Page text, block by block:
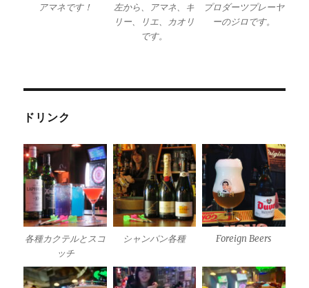
アマネです！
左から、アマネ、キ
リー、リエ、カオリ
です。
プロダーツプレーヤ
ーのジロです。
ドリンク
各種カクテルとスコ
ッチ
シャンパン各種 Foreign Beers